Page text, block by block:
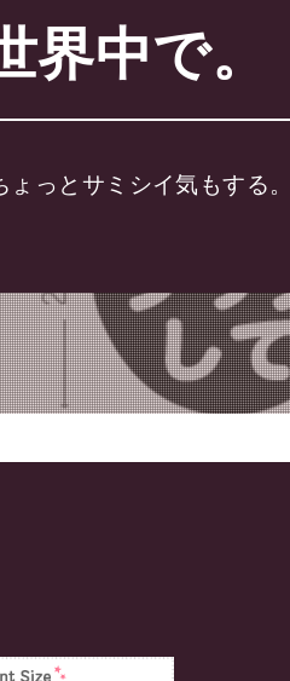
中で。
っとサミシイ気もする。